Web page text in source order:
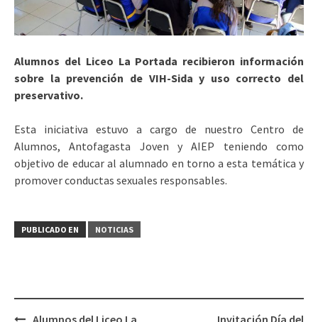
Alumnos del Liceo La Portada recibieron información
sobre la prevención de VIH-Sida y uso correcto del
preservativo.
Esta iniciativa estuvo a cargo de nuestro Centro de
Alumnos, Antofagasta Joven y AIEP teniendo como
objetivo de educar al alumnado en torno a esta temática y
promover conductas sexuales responsables.
PUBLICADO EN NOTICIAS
Navegación